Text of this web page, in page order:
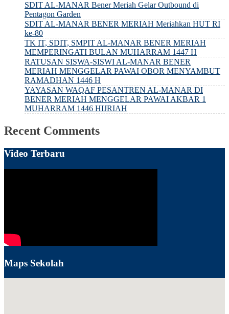
SDIT AL-MANAR Bener Meriah Gelar Outbound di
Pentagon Garden
SDIT AL-MANAR BENER MERIAH Meriahkan HUT RI
ke-80
TK IT, SDIT, SMPIT AL-MANAR BENER MERIAH
MEMPERINGATI BULAN MUHARRAM 1447 H
RATUSAN SISWA-SISWI AL-MANAR BENER
MERIAH MENGGELAR PAWAI OBOR MENYAMBUT
RAMADHAN 1446 H
YAYASAN WAQAF PESANTREN AL-MANAR DI
BENER MERIAH MENGGELAR PAWAI AKBAR 1
MUHARRAM 1446 HIJRIAH
Recent Comments
Video Terbaru
Maps Sekolah